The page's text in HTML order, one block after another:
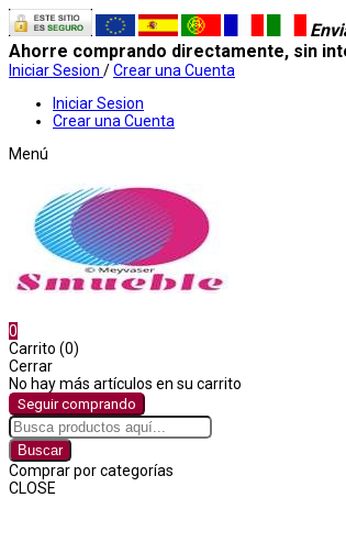
Ahorre comprando directamente, sin
Iniciar Sesion /Crear una Cuenta
Iniciar Sesion
Crear una Cuenta
Menú
0
Carrito (0)
Cerrar
No hay más artículos en su carrito
Seguir comprando
Buscar
Comprar por categorías
CLOSE